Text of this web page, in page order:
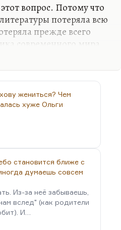
вопрос. Потому что
потеряла всю
прежде всего
современного мира
Россия стала
люди жили и писали
очень много времени.
болтологией. Хотя
и в наследии
и уж конечно,
скорее
переменчивым.
богослова
которого я ценю
есть…
жениться? Чем
хуже Ольги
становится ближе с
думаешь совсем
Из-за неё забываешь,
вслед" (как родители
И…